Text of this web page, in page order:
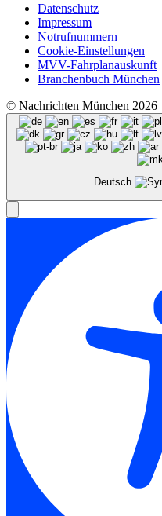
Datenschutz
Impressum
Notrufnummern
Cookie-Einstellungen
MVV-Fahrplanauskunft
Branchenbuch München
© Nachrichten München 2026
Deutsch